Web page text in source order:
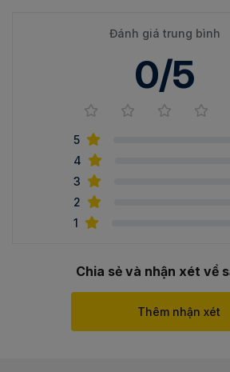
Đánh giá trung bình
0/5
5
4
3
2
1
Chia sẻ và nhận xét về
Thêm nhận xét